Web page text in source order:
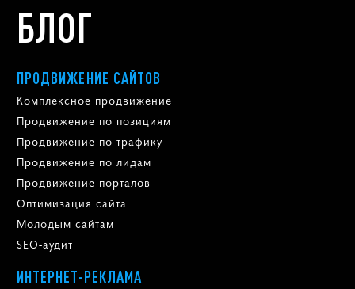
БЛОГ
ПРОДВИЖЕНИЕ САЙТОВ
Комплексное продвижение
Продвижение по позициям
Продвижение по трафику
Продвижение по лидам
Продвижение порталов
Оптимизация сайта
Молодым сайтам
SEO-аудит
ИНТЕРНЕТ-РЕКЛАМА